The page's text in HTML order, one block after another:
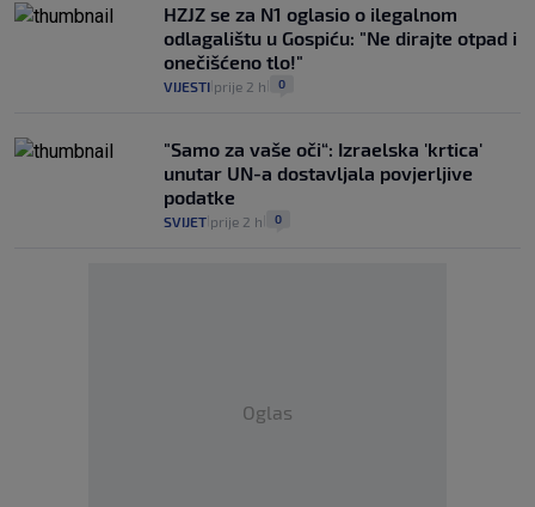
HZJZ se za N1 oglasio o ilegalnom
odlagalištu u Gospiću: "Ne dirajte otpad i
onečišćeno tlo!"
VIJESTI prije 2 h 0
"Samo za vaše oči“: Izraelska 'krtica'
unutar UN-a dostavljala povjerljive
podatke
SVIJET prije 2 h 0
Oglas